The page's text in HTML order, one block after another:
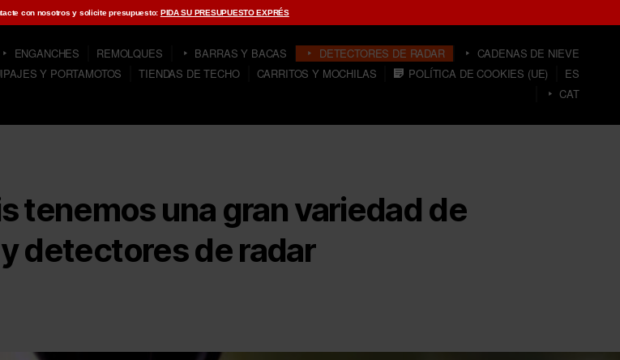
con nosotros y solicite presupuesto: PIDA SU PRESUPUESTO EXPRÉS
ENGANCHES REMOLQUES BARRAS Y BACAS DETECTORES DE RADAR
CADENAS DE NIEVE
Y PORTAMOTOS TIENDAS DE TECHO CARRITOS Y MOCHILAS POLÍTICA DE COOKIES (UE)
ES
CAT
tenemos una gran variedad de
detectores de radar